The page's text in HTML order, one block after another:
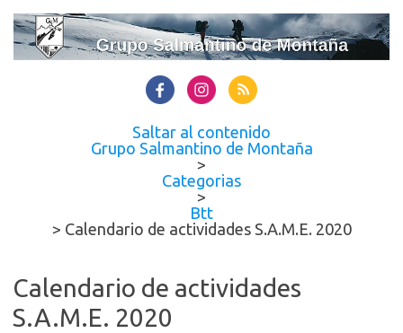
Saltar al contenido
Grupo Salmantino de Montaña
>
Categorias
>
Btt
> Calendario de actividades S.A.M.E. 2020
Calendario de actividades
S.A.M.E. 2020